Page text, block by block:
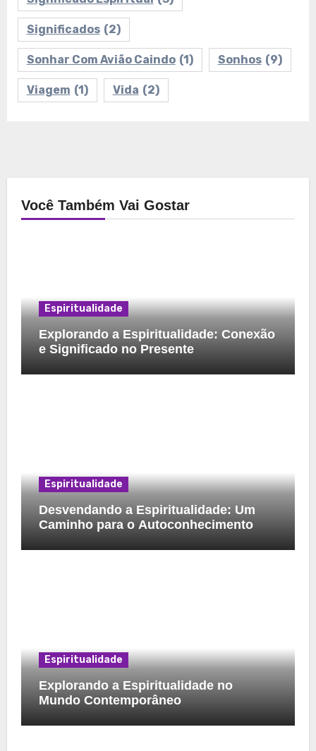
Significados (2)
Sonhar Com Avião Caindo (1) Sonhos (9)
Viagem (1) Vida (2)
Você Também Vai Gostar
Espiritualidade
Explorando a Espiritualidade: Conexão
e Significado no Presente
Espiritualidade
Desvendando a Espiritualidade: Um
Caminho para o Autoconhecimento
Espiritualidade
Explorando a Espiritualidade no
Mundo Contemporâneo